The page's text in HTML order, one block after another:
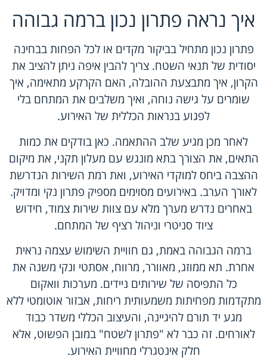
איך נראה פתרון נכון ברמה גבוהה
פתרון נכון מתחיל בביקור מקדים או לכל הפחות בבחינה
יסודית של תנאי השטח. צריך להבין איפה ניתן להציב את
הקרון, איך מתבצעת ההובלה, האם הקרקע מתאימה, איך
שומרים על גישה נוחה, ואיך משלבים את המתחם בלי
לפגוע בנראות הכללית של האירוע.
לאחר מכן מגיע שלב ההתאמה. כאן בודקים את כמות
התאים, את הצורך בתא מונגש עם מעלון תקני, את מיקום
ההצבה ביחס למוקדי האירוע, ואת רמת השירות הנדרשת
לאורך הערב. באירועים מסוימים מספיק פתרון נקי ומדויק.
באחרים נדרש מערך מלא עם צוות שירות צמוד, חידוש
ציוד סניטרי וניהול רציף של המתחם.
ברמה הגבוהה באמת, גם חוויית השימוש עצמה נראית
אחרת. תא ממוזג, מאוורר, מרווח, אסתטי ונקי משנה את
כל התפיסה של שירותים ניידים. מערכות וואקום
מתקדמות מפחיתות משמעותית ריחות, אבזור אוטומטי ללא
מגע יד תורם להיגיינה, והעיצוב הכללי משדר כבוד
לאורחים. זה כבר לא "פתרון לשטח" במובן הפשוט, אלא
חלק אינטגרלי מחוויית האירוע.